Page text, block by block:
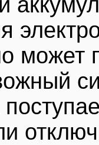
может